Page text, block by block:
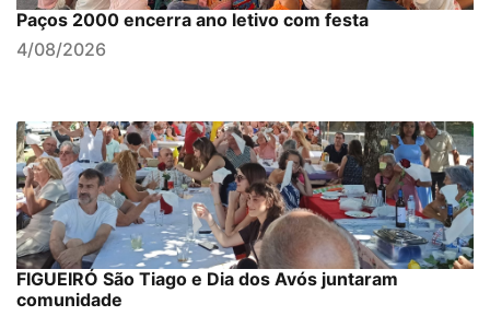
Paços 2000 encerra ano letivo com festa
4/08/2026
FIGUEIRÓ São Tiago e Dia dos Avós juntaram
comunidade